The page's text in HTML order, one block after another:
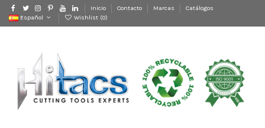
Inicio Contacto Marcas
Catálogos
Español
Wishlist (0)